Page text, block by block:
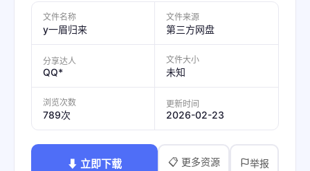
文件名称
y一眉归来
文件来源
第三方网盘
分享达人
QQ*
文件大小
未知
浏览次数
789次
更新时间
2026-02-23
⬇ 立即下载 📋 更多资源 举报